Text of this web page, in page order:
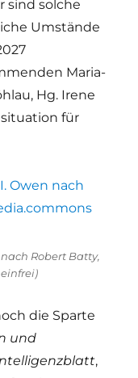
sind solche
Umstände
Maria-
Hg. Irene
für
Robert Batty,
die Sparte
und
,